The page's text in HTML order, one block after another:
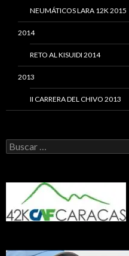
NEUMÁTICOS LARA 12K 2015
2014
RETO AL KISUIDI 2014
2013
II CARRERA DEL CHIVO 2013
Buscar: